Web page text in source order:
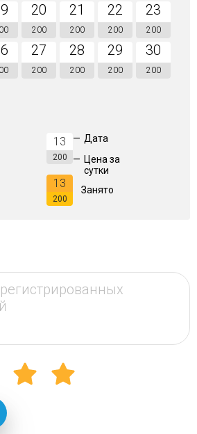
20
200
21
200
22
200
23
200
27
200
28
200
29
200
30
200
13
200
— Дата
— Цена за
сутки
13
200
Занято